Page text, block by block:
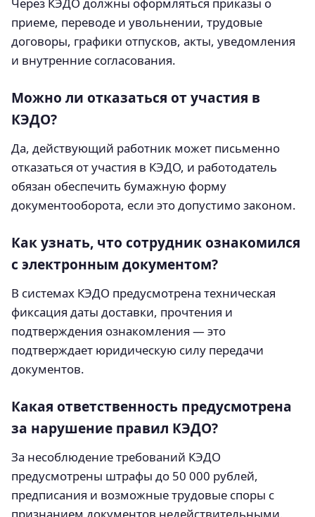
приеме, переводе и увольнении, трудовые
договоры, графики отпусков, акты, уведомления
и внутренние согласования.
Можно ли отказаться от участия в
КЭДО?
Да, действующий работник может письменно
отказаться от участия в КЭДО, и работодатель
обязан обеспечить бумажную форму
документооборота, если это допустимо законом.
Как узнать, что сотрудник ознакомился
с электронным документом?
В системах КЭДО предусмотрена техническая
фиксация даты доставки, прочтения и
подтверждения ознакомления — это
подтверждает юридическую силу передачи
документов.
Какая ответственность предусмотрена
за нарушение правил КЭДО?
За несоблюдение требований КЭДО
предусмотрены штрафы до 50 000 рублей,
предписания и возможные трудовые споры с
признанием документов недействительными.